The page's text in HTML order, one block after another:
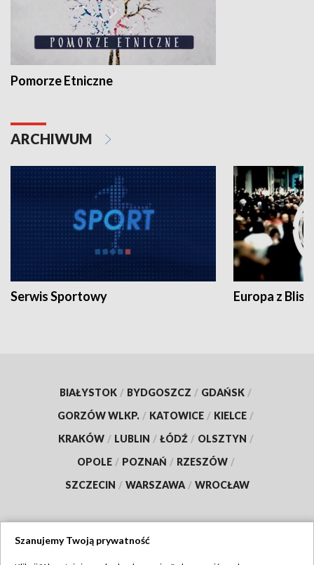
Pomorze Etniczne
ARCHIWUM
Serwis Sportowy Europa z
BIAŁYSTOK / BYDGOSZCZ / GDAŃSK /
GORZÓW WLKP. / KATOWICE / KIELCE /
KRAKÓW / LUBLIN / ŁÓDŹ / OLSZTYN /
OPOLE / POZNAŃ / RZESZÓW /
SZCZECIN / WARSZAWA / WROCŁAW
Szanujemy Twoją prywatność